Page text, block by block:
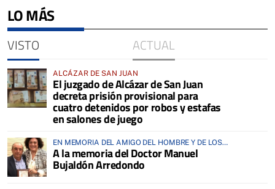
LO MÁS
VISTO ACTUAL
ALCÁZAR DE SAN JUAN
El juzgado de Alcázar de San Juan
decreta prisión provisional para
cuatro detenidos por robos y estafas
en salones de juego
EN MEMORIA DEL AMIGO DEL HOMBRE Y DE LOS
ANIMALES
A la memoria del Doctor Manuel
Bujaldón Arredondo